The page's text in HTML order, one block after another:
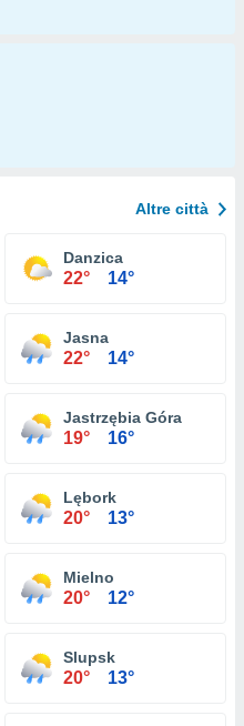
Altre città
Danzica
22° 14°
Jasna
22° 14°
Jastrzębia Góra
19° 16°
Lębork
20° 13°
Mielno
20° 12°
Slupsk
20° 13°